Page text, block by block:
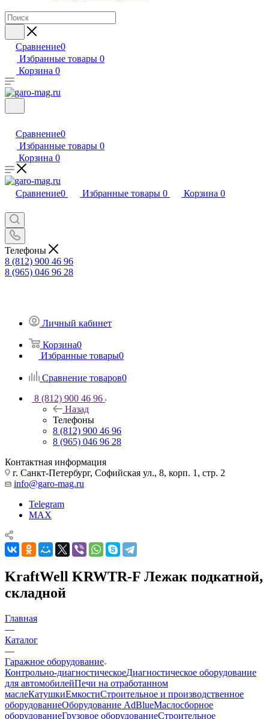
Сравнение0
Избранные товары 0
Корзина 0
Сравнение0
Избранные товары 0
Корзина 0
Сравнение0 Избранные товары 0 Корзина 0
Телефоны
8 (812) 900 46 96
8 (965) 046 96 28
Личный кабинет
Корзина0
Избранные товары0
Сравнение товаров0
8 (812) 900 46 96
Назад
Телефоны
8 (812) 900 46 96
8 (965) 046 96 28
Контактная информация
г. Санкт-Петербург, Софийская ул., 8, корп. 1, стр. 2
info@garo-mag.ru
Telegram
MAX
KraftWell KRWTR-F Лежак подкатной,
складной
Главная
—
Каталог
—
Гаражное оборудование
Контрольно-диагностическоеДиагностическое оборудование
для автомобилейПечи на отработанном
маслеКатушкиЕмкостиСтроительное и производственное
оборудованиеОборудование AdBlueМаслосборное
оборудованиеГрузовое оборудованиеСтроительное